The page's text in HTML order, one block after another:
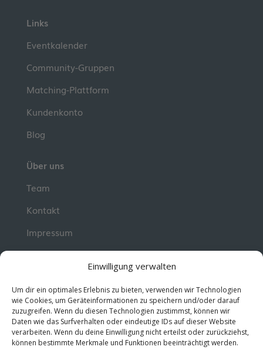
Einwilligung verwalten
Um dir ein optimales Erlebnis zu bieten, verwenden wir Technologien
wie Cookies, um Geräteinformationen zu speichern und/oder darauf
zuzugreifen. Wenn du diesen Technologien zustimmst, können wir
Daten wie das Surfverhalten oder eindeutige IDs auf dieser Website
verarbeiten. Wenn du deine Einwilligung nicht erteilst oder zurückziehst,
können bestimmte Merkmale und Funktionen beeinträchtigt werden.
Links
Eventkalender
Community-Gruppen
Matching-Plattform
Kundenkonto
Blog
Über uns
Team
Kontakt
Impressum
Erhalte jeden Dienstag wertvolle Impulse und
Wissen für deine berufliche Entwicklung.Jetzt
kostenlos abonnieren!